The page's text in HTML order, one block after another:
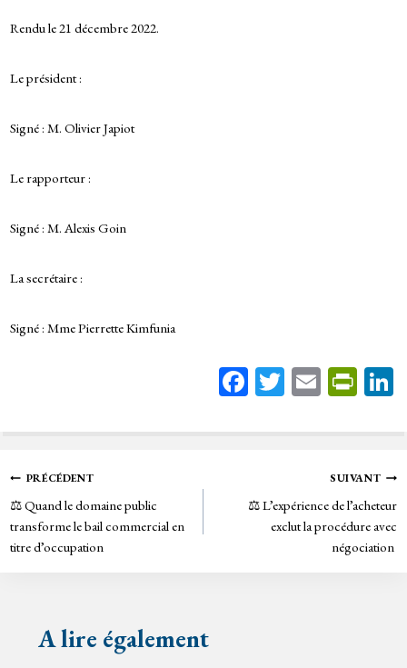
Rendu le 21 décembre 2022.
Le président :
Signé : M. Olivier Japiot
Le rapporteur :
Signé : M. Alexis Goin
La secrétaire :
Signé : Mme Pierrette Kimfunia
Fa
bo
T
tt
E
ail
Pr
tF
rie
n
dl
y
Navigation
de
l’article
PRÉCÉDENT
⚖️ Quand le domaine public
transforme le bail commercial en
titre d’occupation
SUIVANT
⚖️ L’expérience de l’acheteur
exclut la procédure avec
négociation
A lire également